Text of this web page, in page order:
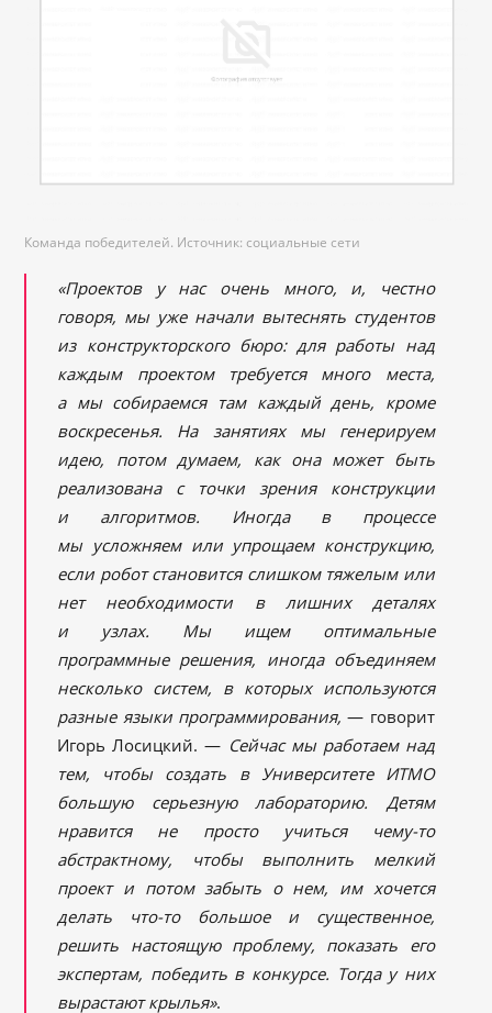
Команда победителей. Источник: социальные сети
«Проектов у нас очень много, и, честно
говоря, мы уже начали вытеснять студентов
из конструкторского бюро: для работы над
каждым проектом требуется много места,
а мы собираемся там каждый день, кроме
воскресенья. На занятиях мы генерируем
идею, потом думаем, как она может быть
реализована с точки зрения конструкции
и алгоритмов. Иногда в процессе
мы усложняем или упрощаем конструкцию,
если робот становится слишком тяжелым или
нет необходимости в лишних деталях
и узлах. Мы ищем оптимальные
программные решения, иногда объединяем
несколько систем, в которых используются
разные языки программирования, — говорит
Игорь Лосицкий. — Сейчас мы работаем над
тем, чтобы создать в Университете ИТМО
большую серьезную лабораторию. Детям
нравится не просто учиться чему-то
абстрактному, чтобы выполнить мелкий
проект и потом забыть о нем, им хочется
делать что-то большое и существенное,
решить настоящую проблему, показать его
экспертам, победить в конкурсе. Тогда у них
вырастают крылья».